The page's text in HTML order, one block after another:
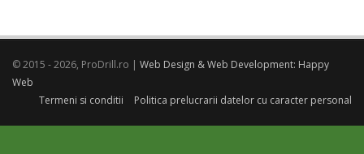
© 2015 - 2026, ProDrill.ro | Web Design & Web Development: Happy
Web
Termeni si conditii
Politica prelucrarii datelor cu caracter personal